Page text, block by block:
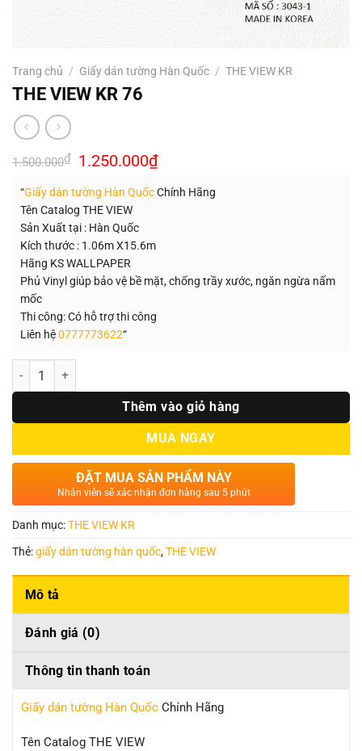
Trang chủ / Giấy dán tường Hàn Quốc / THE VIEW KR
THE VIEW KR 76
1.500.000₫ Giá
gốc
1.500.000₫.
1.250.000₫Giá
hiện
là:
“Giấy dán tường Hàn QuốcChính Hãng
Tên Catalog THE VIEW
Sản Xuất tại : Hàn Quốc
Kích thước : 1.06m X15.6m
Hãng KS WALLPAPER
Phủ Vinyl giúp bảo vệ bề mặt, chống trầy xước, ngăn ngừa nấm
mốc
Thi công: Có hỗ trợ thi công
Liên hệ0777773622“
Số lượng
Thêm vào giỏ hàng
MUA NGAY
ĐẶT MUA SẢN PHẨM NÀY
Nhân viên sẽ xác nhận đơn hàng sau 5 phút
Danh mục:THE VIEW KR
Thẻ:giấy dán tường hàn quốc,THE VIEW
Mô tả
Đánh giá (0)
Thông tin thanh toán
Giấy dán tường Hàn Quốc Chính Hãng
Tên Catalog THE VIEW